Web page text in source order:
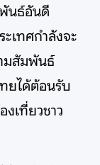
พันธ์อันดี
เทศกำลังจะ
มสัมพันธ์
ยได้ต้อนรับ
เที่ยวชาว